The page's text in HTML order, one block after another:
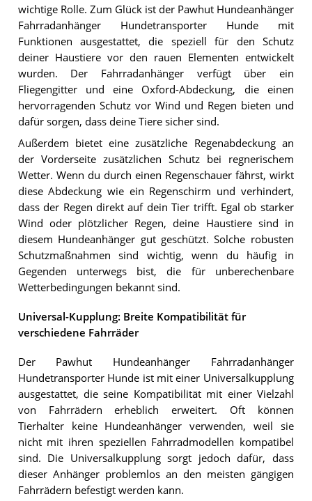
wichtige Rolle. Zum Glück ist der Pawhut Hundeanhänger
Fahrradanhänger Hundetransporter Hunde mit
Funktionen ausgestattet, die speziell für den Schutz
deiner Haustiere vor den rauen Elementen entwickelt
wurden. Der Fahrradanhänger verfügt über ein
Fliegengitter und eine Oxford-Abdeckung, die einen
hervorragenden Schutz vor Wind und Regen bieten und
dafür sorgen, dass deine Tiere sicher sind.
Außerdem bietet eine zusätzliche Regenabdeckung an
der Vorderseite zusätzlichen Schutz bei regnerischem
Wetter. Wenn du durch einen Regenschauer fährst, wirkt
diese Abdeckung wie ein Regenschirm und verhindert,
dass der Regen direkt auf dein Tier trifft. Egal ob starker
Wind oder plötzlicher Regen, deine Haustiere sind in
diesem Hundeanhänger gut geschützt. Solche robusten
Schutzmaßnahmen sind wichtig, wenn du häufig in
Gegenden unterwegs bist, die für unberechenbare
Wetterbedingungen bekannt sind.
Universal-Kupplung: Breite Kompatibilität für
verschiedene Fahrräder
Der Pawhut Hundeanhänger Fahrradanhänger
Hundetransporter Hunde ist mit einer Universalkupplung
ausgestattet, die seine Kompatibilität mit einer Vielzahl
von Fahrrädern erheblich erweitert. Oft können
Tierhalter keine Hundeanhänger verwenden, weil sie
nicht mit ihren speziellen Fahrradmodellen kompatibel
sind. Die Universalkupplung sorgt jedoch dafür, dass
dieser Anhänger problemlos an den meisten gängigen
Fahrrädern befestigt werden kann.